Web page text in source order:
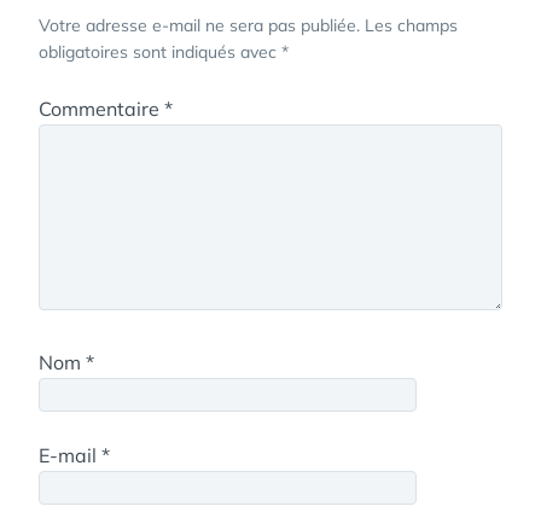
Votre adresse e-mail ne sera pas publiée. Les champs
obligatoires sont indiqués avec *
Commentaire *
Nom *
E-mail *